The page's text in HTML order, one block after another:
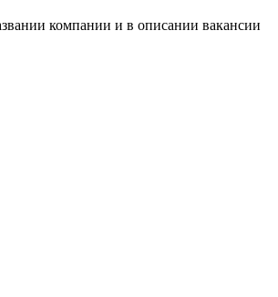
компании и в описании вакансии